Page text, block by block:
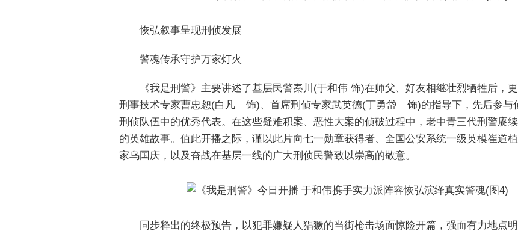
恢弘叙事呈现刑侦发展
警魂传承守护万家灯火
《我是刑警》主要讲述了基层民警秦川(于和伟 饰)在师父、好友相继壮烈牺牲后，
刑事技术专家曹忠恕(白凡 饰)、首席刑侦专家武英德(丁勇岱 饰)的指导下，先后参与
刑侦队伍中的优秀代表。在这些疑难积案、恶性大案的侦破过程中，老中青三代刑警赓
的英雄故事。值此开播之际，谨以此片向七一勋章获得者、全国公安系统一级英模崔道
家乌国庆，以及奋战在基层一线的广大刑侦民警致以崇高的敬意。
同步释出的终极预告，以犯罪嫌疑人猖獗的当街枪击场面惊险开篇，强而有力地点